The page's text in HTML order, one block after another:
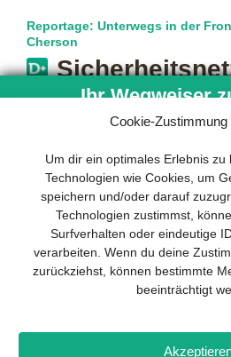
Cookie-Zustimmung
Um dir ein optimales Erlebnis
Technologien wie Cookies, um
speichern und/oder darauf
Technologien zustimmst,
Surfverhalten oder eindeutige
verarbeiten. Wenn du deine
zurückziehst, können bestimmte
beeinträchtigt
Reportage: Unterwegs in der
Cherson
Kamikaze-
In der Frontstadt Cherson
Bewohnerinnen und Bewohner
Impressum Datenschutz
Ihr Wegweiser
nachhaltigen
jedes
Business
auf das
und stets im
wirklich
Abonnieren Sie
herunter: „Vom